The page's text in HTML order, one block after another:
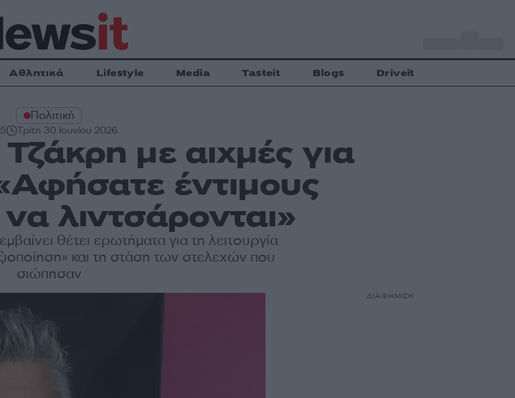
Αθλητικά Lifestyle Media Tasteit Blogs Driveit
Πολιτική
Τρίτη 30 Ιουνίου 2026
με αιχμές για
έντιμους
λιντσάρονται»
θέτει ερωτήματα για τη λειτουργία
και τη στάση των στελεχών που
σιώπησαν
ΔΙΑΦΗΜΙΣΗ